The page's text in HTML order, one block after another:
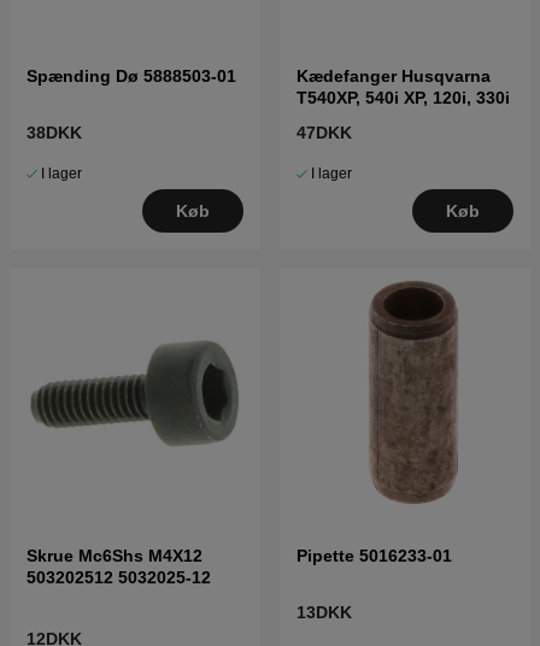
Spænding Dø 5888503-01
38DKK
I lager
Køb
Kædefanger Husqvarna
T540XP, 540i XP, 120i, 330i
47DKK
I lager
Køb
Skrue Mc6Shs M4X12
503202512 5032025-12
12DKK
Pipette 5016233-01
13DKK